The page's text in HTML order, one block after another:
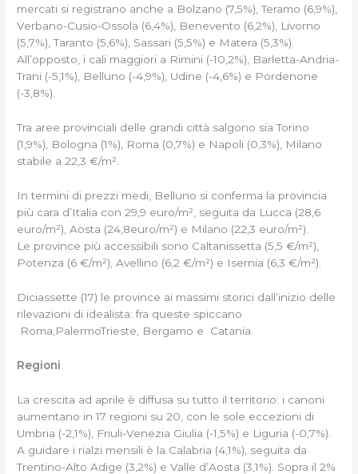
mercati si registrano anche a Bolzano (7,5%), Teramo (6,9%),
Verbano-Cusio-Ossola (6,4%), Benevento (6,2%), Livorno
(5,7%), Taranto (5,6%), Sassari (5,5%) e Matera (5,3%).
All’opposto, i cali maggiori a Rimini (-10,2%), Barletta-Andria-
Trani (-5,1%), Belluno (-4,9%), Udine (-4,6%) e Pordenone
(-3,8%).
Tra aree provinciali delle grandi città salgono sia Torino
(1,9%), Bologna (1%), Roma (0,7%) e Napoli (0,3%), Milano
stabile a 22,3 €/m².
In termini di prezzi medi, Belluno si conferma la provincia
più cara d’Italia con 29,9 euro/m², seguita da Lucca (28,6
euro/m²), Aosta (24,8euro/m²) e Milano (22,3 euro/m²).
Le province più accessibili sono Caltanissetta (5,5 €/m²),
Potenza (6 €/m²), Avellino (6,2 €/m²) e Isernia (6,3 €/m²).
Diciassette (17) le province ai massimi storici dall’inizio delle
rilevazioni di idealista: fra queste spiccano
Roma,PalermoTrieste, Bergamo e Catania.
Regioni
La crescita ad aprile è diffusa su tutto il territorio: i canoni
aumentano in 17 regioni su 20, con le sole eccezioni di
Umbria (-2,1%), Friuli-Venezia Giulia (-1,5%) e Liguria (-0,7%).
A guidare i rialzi mensili è la Calabria (4,1%), seguita da
Trentino-Alto Adige (3,2%) e Valle d’Aosta (3,1%). Sopra il 2%